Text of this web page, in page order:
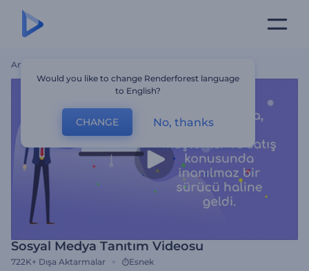
Ana Sayfa
Sosyal Medya Tanıtım Videosu
722K+ Dışa Aktarmalar Esnek
Would you like to change Renderforest language
to English?
CHANGE No, thanks